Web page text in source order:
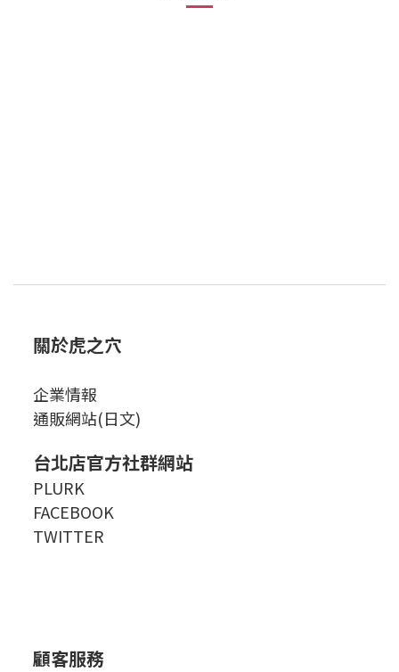
關於虎之穴
企業情報
通販網站(日文)
台北店官方社群網站
PLURK
FACEBOOK
TWITTER
顧客服務